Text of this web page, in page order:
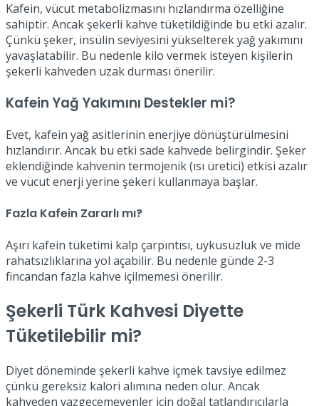
Kafein, vücut metabolizmasını hızlandırma özelliğine
sahiptir. Ancak şekerli kahve tüketildiğinde bu etki azalır.
Çünkü şeker, insülin seviyesini yükselterek yağ yakımını
yavaşlatabilir. Bu nedenle kilo vermek isteyen kişilerin
şekerli kahveden uzak durması önerilir.
Kafein Yağ Yakımını Destekler mi?
Evet, kafein yağ asitlerinin enerjiye dönüştürülmesini
hızlandırır. Ancak bu etki sade kahvede belirgindir. Şeker
eklendiğinde kahvenin termojenik (ısı üretici) etkisi azalır
ve vücut enerji yerine şekeri kullanmaya başlar.
Fazla Kafein Zararlı mı?
Aşırı kafein tüketimi kalp çarpıntısı, uykusuzluk ve mide
rahatsızlıklarına yol açabilir. Bu nedenle günde 2-3
fincandan fazla kahve içilmemesi önerilir.
Şekerli Türk Kahvesi Diyette
Tüketilebilir mi?
Diyet döneminde şekerli kahve içmek tavsiye edilmez
çünkü gereksiz kalori alımına neden olur. Ancak
kahveden vazgeçemeyenler için doğal tatlandırıcılarla